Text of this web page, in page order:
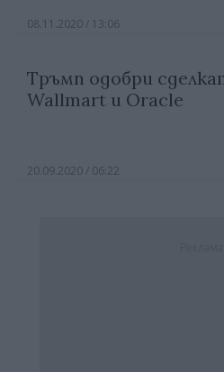
08.11.2020 / 13:06
Тръмп одобри
Wallmart и Oracle
20.09.2020 / 06:22